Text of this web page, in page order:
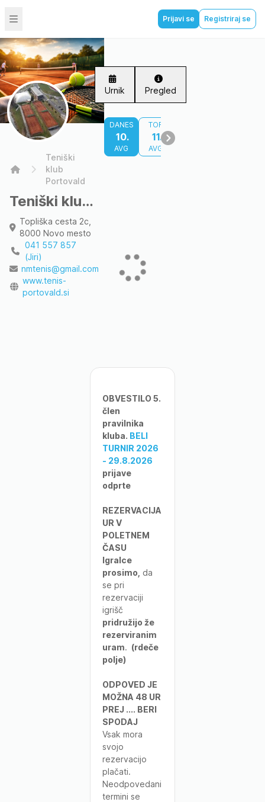
Prijavi se Registriraj se
Home
Teniški
klub
Portovald
Teniški klub Portovald
Topliška cesta 2c,
8000 Novo mesto
041 557 857
(Jiri)
nmtenis@gmail.com
www.tenis-
portovald.si
Urnik Pregled
DANES
10.
AVG
TOR
11.
AVG
OBVESTILO 5.
člen
pravilnika
kluba. BELI
TURNIR 2026
- 29.8.2026
prijave
odprte
REZERVACIJA
UR V
POLETNEM
ČASU
Igralce
prosimo, da
se pri
rezervaciji
igrišč
pridružijo že
rezerviranim
uram. (rdeče
polje)
ODPOVED JE
MOŽNA 48 UR
PREJ .... BERI
SPODAJ
Vsak mora
svojo
rezervacijo
plačati.
Neodpovedani
termini se